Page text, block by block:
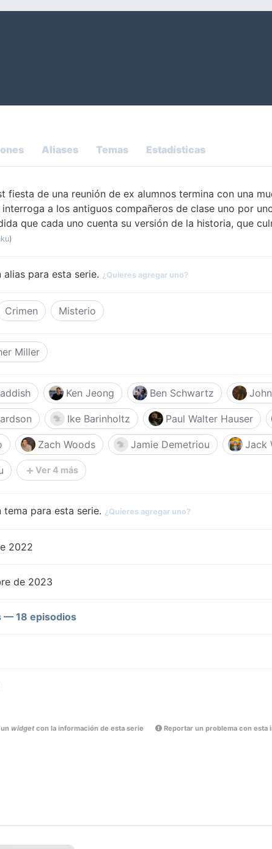
Aliases Temas Estadísticas
fiesta de una reunión de ex alumnos termina con una
a los antiguos compañeros de clase uno por
que cada uno cuenta su versión de la historia, que
)
alias para esta serie. ¿Quieres agregar uno?
Crimen Misterio
Miller
Ken Jeong Ben Schwartz
Ike Barinholtz Paul Walter Hauser
Zach Woods Jamie Demetriou Jack
Ver 4 más
tema para esta serie. ¿Quieres agregar uno?
2022
de 2023
— 18 episodios
widgetcon la información de esta serie Reportar un problema con esta